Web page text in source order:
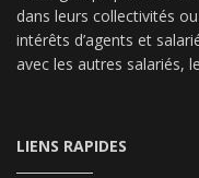
dans leurs collectivités
intérêts d’agents et
avec les autres salariés,
LIENS RAPIDES